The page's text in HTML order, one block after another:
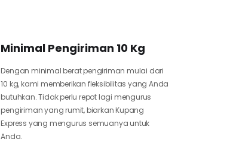
Minimal Pengiriman 10 Kg
Dengan minimal berat pengiriman mulai dari
10 kg, kami memberikan fleksibilitas yang Anda
butuhkan. Tidak perlu repot lagi mengurus
pengiriman yang rumit, biarkan Kupang
Express yang mengurus semuanya untuk
Anda.